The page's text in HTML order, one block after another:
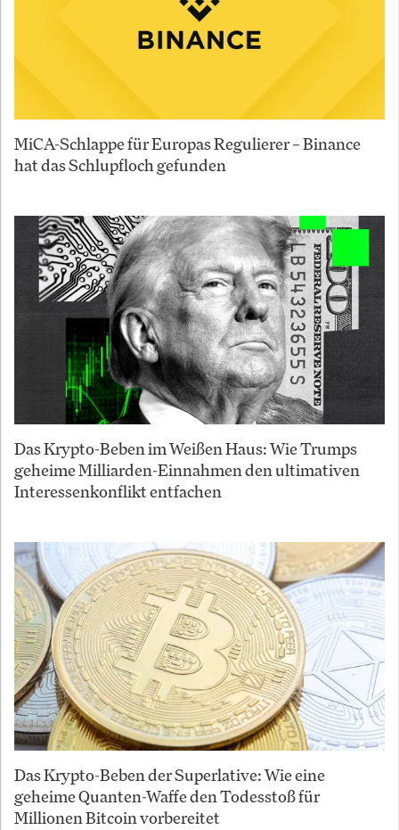
MiCA-Schlappe für Europas Regulierer – Binance
hat das Schlupfloch gefunden
Das Krypto-Beben im Weißen Haus: Wie Trumps
geheime Milliarden-Einnahmen den ultimativen
Interessenkonflikt entfachen
Das Krypto-Beben der Superlative: Wie eine
geheime Quanten-Waffe den Todesstoß für
Millionen Bitcoin vorbereitet